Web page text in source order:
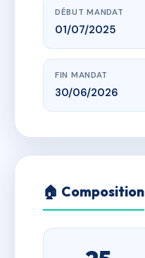
DÉBUT MANDAT
01/07/2025
FIN MANDAT
30/06/2026
🏠 Composition